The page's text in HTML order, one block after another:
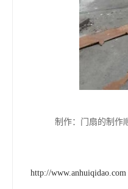
制作：门扇的制作
http://www.anhuiqidao.com